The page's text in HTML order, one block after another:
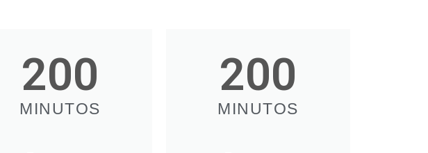
200
MINUTOS
200
MINUTOS